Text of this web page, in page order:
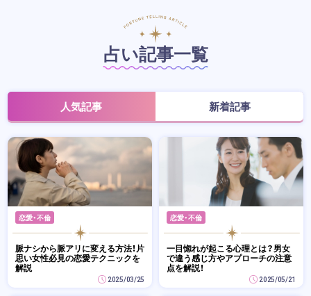
占い記事一覧
人気記事 新着記事
恋愛・不倫
脈ナシから脈アリに変える方法！片
思い女性必見の恋愛テクニックを
解説
2025/03/25
恋愛・不倫
一目惚れが起こる心理とは？男女
で違う感じ方やアプローチの注意
点を解説！
2025/05/21